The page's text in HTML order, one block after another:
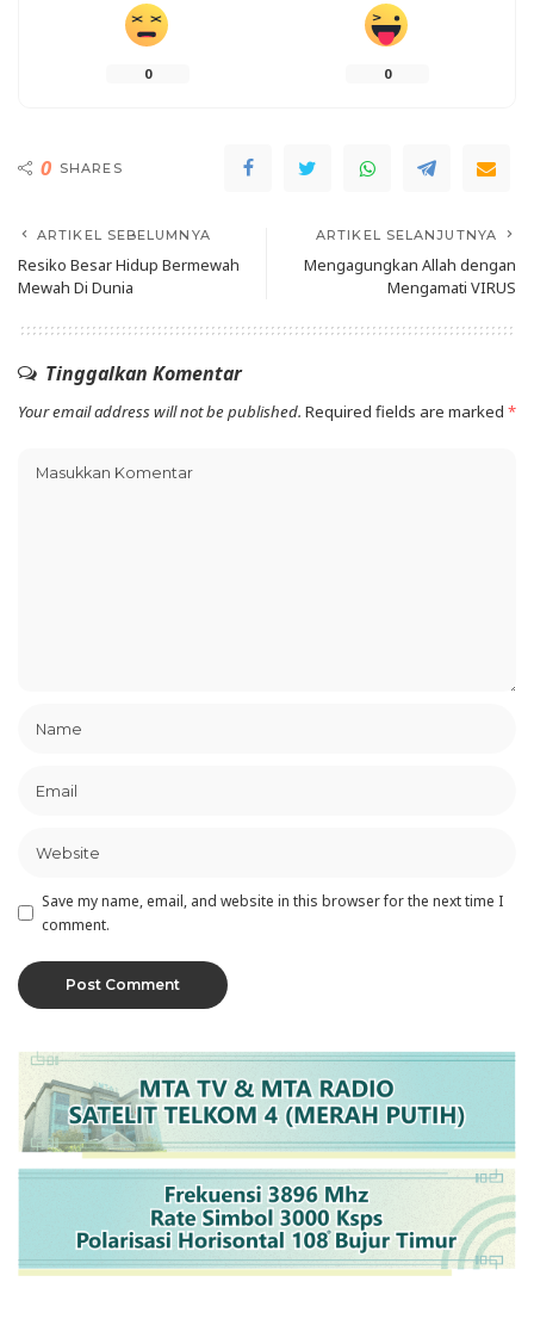
0 0
0 SHARES
ARTIKEL SEBELUMNYA
Resiko Besar Hidup Bermewah
Mewah Di Dunia
ARTIKEL SELANJUTNYA
Mengagungkan Allah dengan
Mengamati VIRUS
Tinggalkan Komentar
Your email address will not be published. Required fields are marked *
Save my name, email, and website in this browser for the next time I
comment.